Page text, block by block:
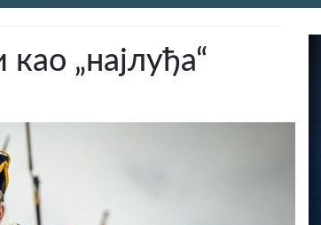
„најлуђа“